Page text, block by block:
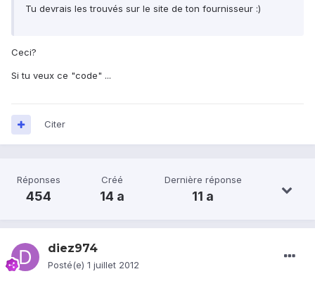
Tu devrais les trouvés sur le site de ton fournisseur :)
Ceci?
Si tu veux ce "code" ...
Citer
Réponses
454
Créé
14 a
Dernière réponse
11 a
diez974
Posté(e) 1 juillet 2012